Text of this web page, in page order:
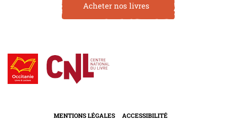
Acheter nos livres
MENTIONS LÉGALES ACCESSIBILITÉ